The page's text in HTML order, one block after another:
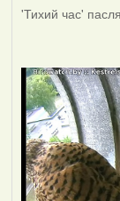
'Тихий час'